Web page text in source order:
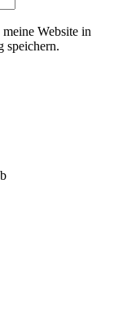
Website in
speichern.